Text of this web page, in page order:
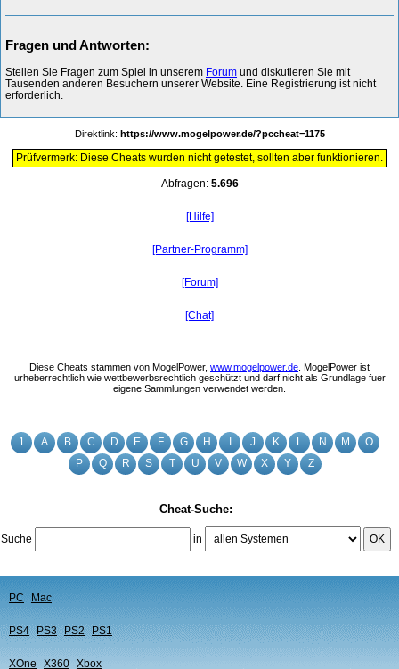
1 A B C D E F G H J K L N M
O
P
Q R S T U V W X Y Z
Cheat-Suche:
Suche in OK
PC Mac
PS4 PS3 PS2 PS1
XOne X360 Xbox
Fragen und Antworten:
Stellen Sie Fragen zum Spiel in unserem Forum und diskutieren Sie mit
Tausenden anderen Besuchern unserer Website. Eine Registrierung ist nicht
erforderlich.
Direktlink: https://www.mogelpower.de/?pccheat=1175
Prüfvermerk: Diese Cheats wurden nicht getestet, sollten aber funktionieren.
Abfragen: 5.696
[Hilfe]
[Partner-Programm]
[Forum]
[Chat]
Diese Cheats stammen von MogelPower, www.mogelpower.de . MogelPower ist
urheberrechtlich wie wettbewerbsrechtlich geschützt und darf nicht als Grundlage fuer
eigene Sammlungen verwendet werden.